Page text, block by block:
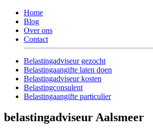
Home
Blog
Over ons
Contact
Belastingadviseur gezocht
Belastingaangifte laten doen
Belastingadviseur kosten
Belastingconsulent
Belastingaangifte particulier
belastingadviseur Aalsmeer